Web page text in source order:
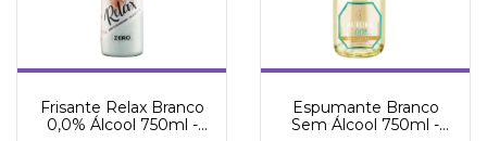
Frisante Relax Branco
0,0% Álcool 750ml -
Espumante Branco
Sem Álcool 750ml -